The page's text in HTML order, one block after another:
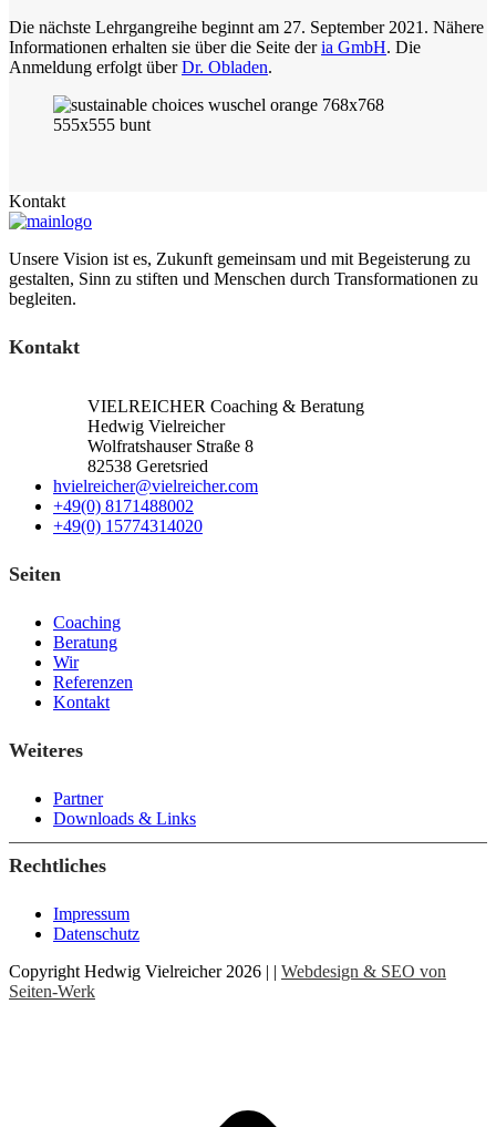
Die nächste Lehrgangreihe beginnt am 27. September 2021. Nähere
Informationen erhalten sie über die Seite deria GmbH. Die
Anmeldung erfolgt überDr. Obladen.
Kontakt
Unsere Vision ist es, Zukunft gemeinsam und mit Begeisterung zu
gestalten, Sinn zu stiften und Menschen durch Transformationen zu
begleiten.
Kontakt
VIELREICHER Coaching & Beratung
Hedwig Vielreicher
Wolfratshauser Straße 8
82538 Geretsried
hvielreicher@vielreicher.com
+49(0) 8171488002
+49(0) 15774314020
Seiten
Coaching
Beratung
Wir
Referenzen
Kontakt
Weiteres
Partner
Downloads & Links
Rechtliches
Impressum
Datenschutz
Copyright Hedwig Vielreicher 2026 | | Webdesign & SEO von
Seiten-Werk